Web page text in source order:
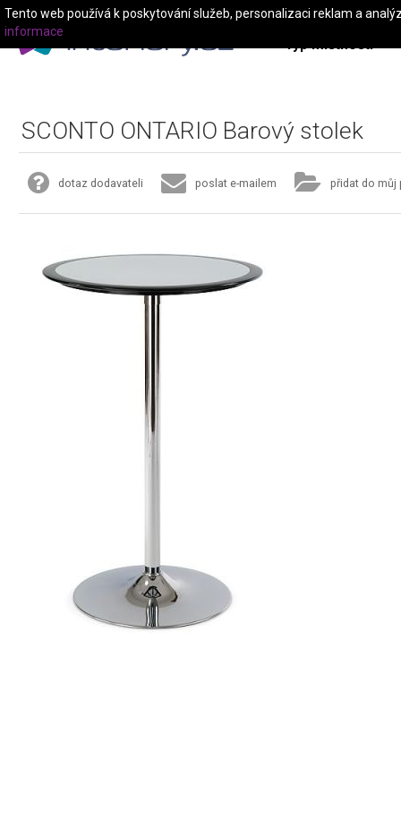
Typ místnosti
SCONTO ONTARIO Barový stolek
dotaz dodavateli poslat e-mailem přidat do můj
Tento web používá k poskytování služeb, personalizaci reklam a
informace